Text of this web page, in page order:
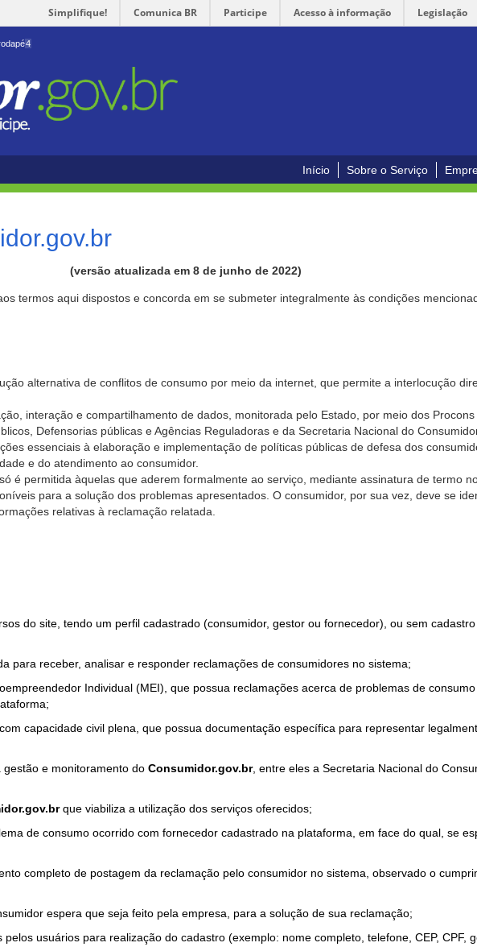
Simplifique! Comunica BR Participe Acesso à informação Legislação
4
Início Sobre o Serviço
(versão atualizada em 8 de junho de 2022)
termos aqui dispostos e concorda em se submeter integralmente às condições
alternativa de conflitos de consumo por meio da internet, que permite a interlocução
interação e compartilhamento de dados, monitorada pelo Estado, por meio dos
Defensorias públicas e Agências Reguladoras e da Secretaria Nacional do
essenciais à elaboração e implementação de políticas públicas de defesa dos
e do atendimento ao consumidor.
é permitida àquelas que aderem formalmente ao serviço, mediante assinatura de termo
para a solução dos problemas apresentados. O consumidor, por sua vez, deve se
relativas à reclamação relatada.
do site, tendo um perfil cadastrado (consumidor, gestor ou fornecedor), ou sem
para receber, analisar e responder reclamações de consumidores no sistema;
Individual (MEI), que possua reclamações acerca de problemas de
capacidade civil plena, que possua documentação específica para representar
e monitoramento do Consumidor.gov.br, entre eles a Secretaria Nacional do
que viabiliza a utilização dos serviços oferecidos;
de consumo ocorrido com fornecedor cadastrado na plataforma, em face do qual, se
completo de postagem da reclamação pelo consumidor no sistema, observado o
espera que seja feito pela empresa, para a solução de sua reclamação;
usuários para realização do cadastro (exemplo: nome completo, telefone, CEP, CPF,